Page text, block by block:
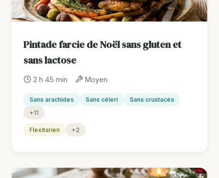
Pintade farcie de Noël sans gluten et
sans lactose
2 h 45 min Moyen
Sans arachides Sans céleri
Sans crustacés
+11
Flexitarien +2